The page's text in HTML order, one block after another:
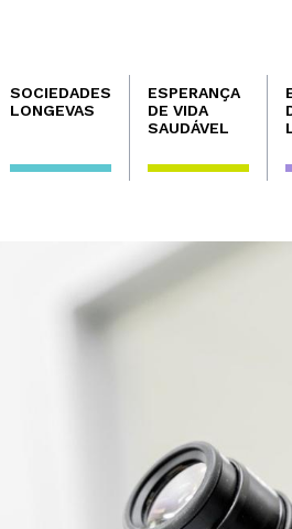
Navegación
principal
SOCIEDADES
LONGEVAS
ESPERANÇA
DE VIDA
SAUDÁVEL